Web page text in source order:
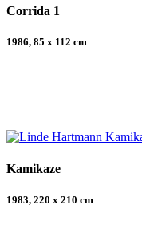
Corrida 1
1986, 85 x 112 cm
Kamikaze
1983, 220 x 210 cm